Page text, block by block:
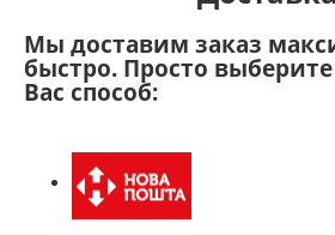
Мы доставим заказ
быстро. Просто
Вас способ: